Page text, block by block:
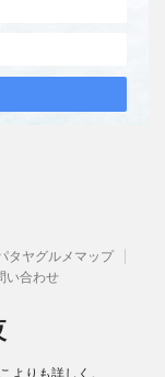
タヤグルメマップ
い合わせ